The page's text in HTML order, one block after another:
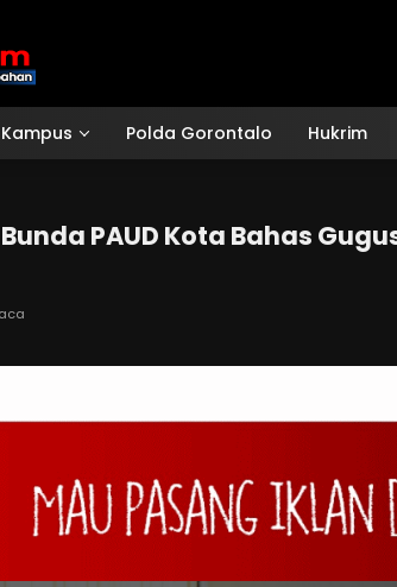
Kampus Polda Gorontalo Hukrim
PAUD Kota Bahas Gugus